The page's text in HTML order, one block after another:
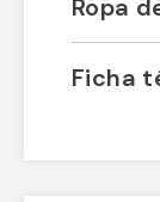
Ropa
Ficha